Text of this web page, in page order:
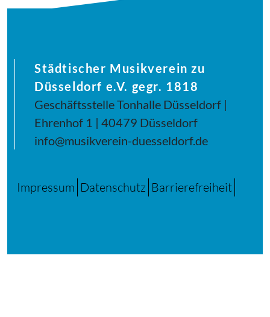
Städtischer Musikverein zu
Düsseldorf e.V. gegr. 1818
Geschäftsstelle Tonhalle Düsseldorf |
Ehrenhof 1 | 40479 Düsseldorf
info@musikverein-duesseldorf.de
Impressum Datenschutz Barrierefreiheit